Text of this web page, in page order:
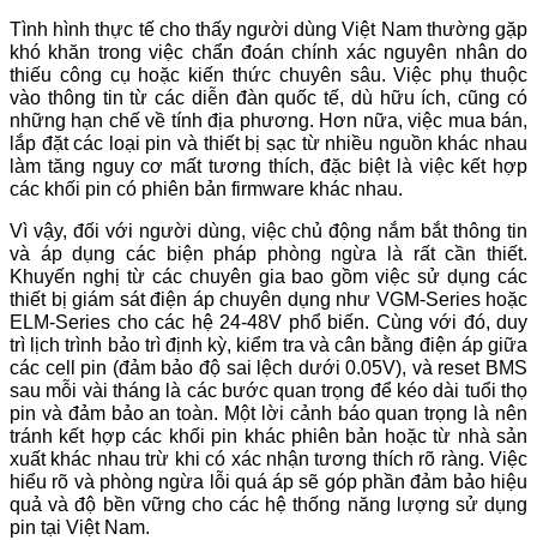
Tình hình thực tế cho thấy người dùng Việt Nam thường gặp
khó khăn trong việc chẩn đoán chính xác nguyên nhân do
thiếu công cụ hoặc kiến thức chuyên sâu. Việc phụ thuộc
vào thông tin từ các diễn đàn quốc tế, dù hữu ích, cũng có
những hạn chế về tính địa phương. Hơn nữa, việc mua bán,
lắp đặt các loại pin và thiết bị sạc từ nhiều nguồn khác nhau
làm tăng nguy cơ mất tương thích, đặc biệt là việc kết hợp
các khối pin có phiên bản firmware khác nhau.
Vì vậy, đối với người dùng, việc chủ động nắm bắt thông tin
và áp dụng các biện pháp phòng ngừa là rất cần thiết.
Khuyến nghị từ các chuyên gia bao gồm việc sử dụng các
thiết bị giám sát điện áp chuyên dụng như VGM-Series hoặc
ELM-Series cho các hệ 24-48V phổ biến. Cùng với đó, duy
trì lịch trình bảo trì định kỳ, kiểm tra và cân bằng điện áp giữa
các cell pin (đảm bảo độ sai lệch dưới 0.05V), và reset BMS
sau mỗi vài tháng là các bước quan trọng để kéo dài tuổi thọ
pin và đảm bảo an toàn. Một lời cảnh báo quan trọng là nên
tránh kết hợp các khối pin khác phiên bản hoặc từ nhà sản
xuất khác nhau trừ khi có xác nhận tương thích rõ ràng. Việc
hiểu rõ và phòng ngừa lỗi quá áp sẽ góp phần đảm bảo hiệu
quả và độ bền vững cho các hệ thống năng lượng sử dụng
pin tại Việt Nam.